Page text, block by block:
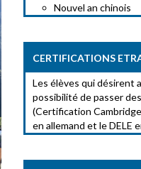
Nouvel an chinois
CERTIFICATIONS
Les élèves qui désirent
possibilité de passer
(Certification
en allemand et le DELE